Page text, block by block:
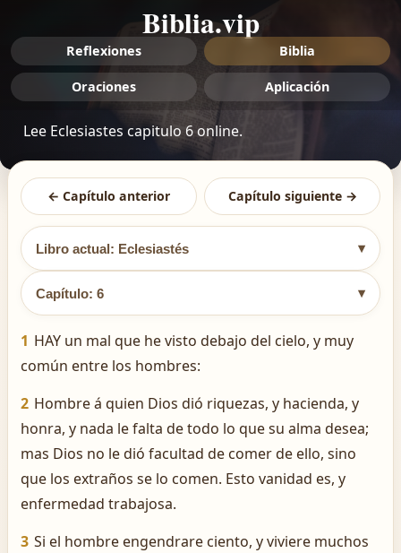
Biblia.vip
Reflexiones Biblia
Oraciones Aplicación
Lee Eclesiastes capitulo 6 online.
← Capítulo anterior Capítulo siguiente →
Libro actual: Eclesiastés ▾
Capítulo: 6 ▾
1 HAY un mal que he visto debajo del cielo, y muy
común entre los hombres:
2 Hombre á quien Dios dió riquezas, y hacienda, y
honra, y nada le falta de todo lo que su alma desea;
mas Dios no le dió facultad de comer de ello, sino
que los extraños se lo comen. Esto vanidad es, y
enfermedad trabajosa.
3 Si el hombre engendrare ciento, y viviere muchos